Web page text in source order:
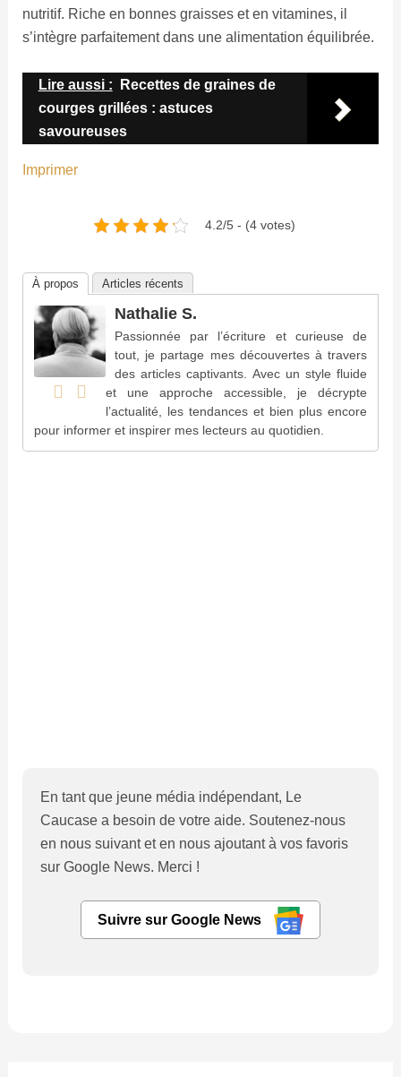
nutritif. Riche en bonnes graisses et en vitamines, il
s’intègre parfaitement dans une alimentation équilibrée.
Lire aussi :
Recettes de graines de
courges grillées : astuces
savoureuses
Imprimer
4.2/5 - (4 votes)
À propos Articles récents
Nathalie S.
Passionnée par l’écriture et curieuse de
tout, je partage mes découvertes à travers
des articles captivants. Avec un style fluide
et une approche accessible, je décrypte
l’actualité, les tendances et bien plus encore
pour informer et inspirer mes lecteurs au quotidien.
En tant que jeune média indépendant, Le
Caucase a besoin de votre aide. Soutenez-nous
en nous suivant et en nous ajoutant à vos favoris
sur Google News. Merci !
Suivre sur Google News